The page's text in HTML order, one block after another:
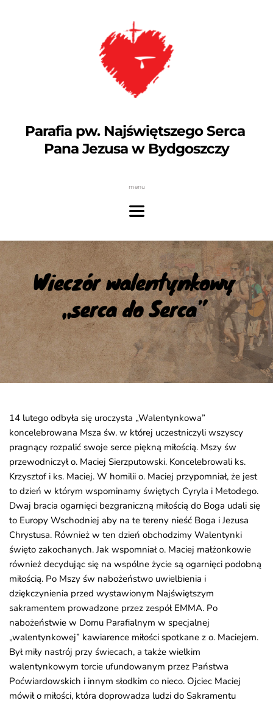
Parafia pw. Najświętszego Serca
Pana Jezusa w Bydgoszczy
menu
Wieczór walentynkowy
„serca do Serca”
14 lutego odbyła się uroczysta „Walentynkowa”
koncelebrowana Msza św. w której uczestniczyli wszyscy
pragnący rozpalić swoje serce piękną miłością. Mszy św
przewodniczył o. Maciej Sierzputowski. Koncelebrowali ks.
Krzysztof i ks. Maciej. W homilii o. Maciej przypomniał, że jest
to dzień w którym wspominamy świętych Cyryla i Metodego.
Dwaj bracia ogarnięci bezgraniczną miłością do Boga udali się
to Europy Wschodniej aby na te tereny nieść Boga i Jezusa
Chrystusa. Również w ten dzień obchodzimy Walentynki
święto zakochanych. Jak wspomniał o. Maciej małżonkowie
również decydując się na wspólne życie są ogarnięci podobną
miłością. Po Mszy św nabożeństwo uwielbienia i
dziękczynienia przed wystawionym Najświętszym
sakramentem prowadzone przez zespół EMMA. Po
nabożeństwie w Domu Parafialnym w specjalnej
„walentynkowej” kawiarence miłości spotkane z o. Maciejem.
Był miły nastrój przy świecach, a także wielkim
walentynkowym torcie ufundowanym przez Państwa
Poćwiardowskich i innym słodkim co nieco. Ojciec Maciej
mówił o miłości, która doprowadza ludzi do Sakramentu